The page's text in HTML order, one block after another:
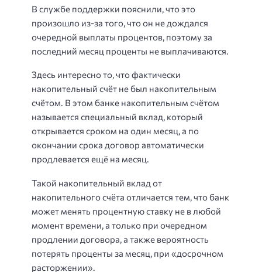
В службе поддержки пояснили, что это
произошло из-за того, что он не дождался
очередной выплаты процентов, поэтому за
последний месяц проценты не выплачиваются.
Здесь интересно то, что фактически
накопительный счёт не был накопительным
счётом. В этом банке накопительным счётом
называется специальный вклад, который
открывается сроком на один месяц, а по
окончании срока договор автоматически
продлевается ещё на месяц.
Такой накопительный вклад от
накопительного счёта отличается тем, что банк
может менять процентную ставку не в любой
момент времени, а только при очередном
продлении договора, а также вероятность
потерять проценты за месяц, при «досрочном
расторжении».